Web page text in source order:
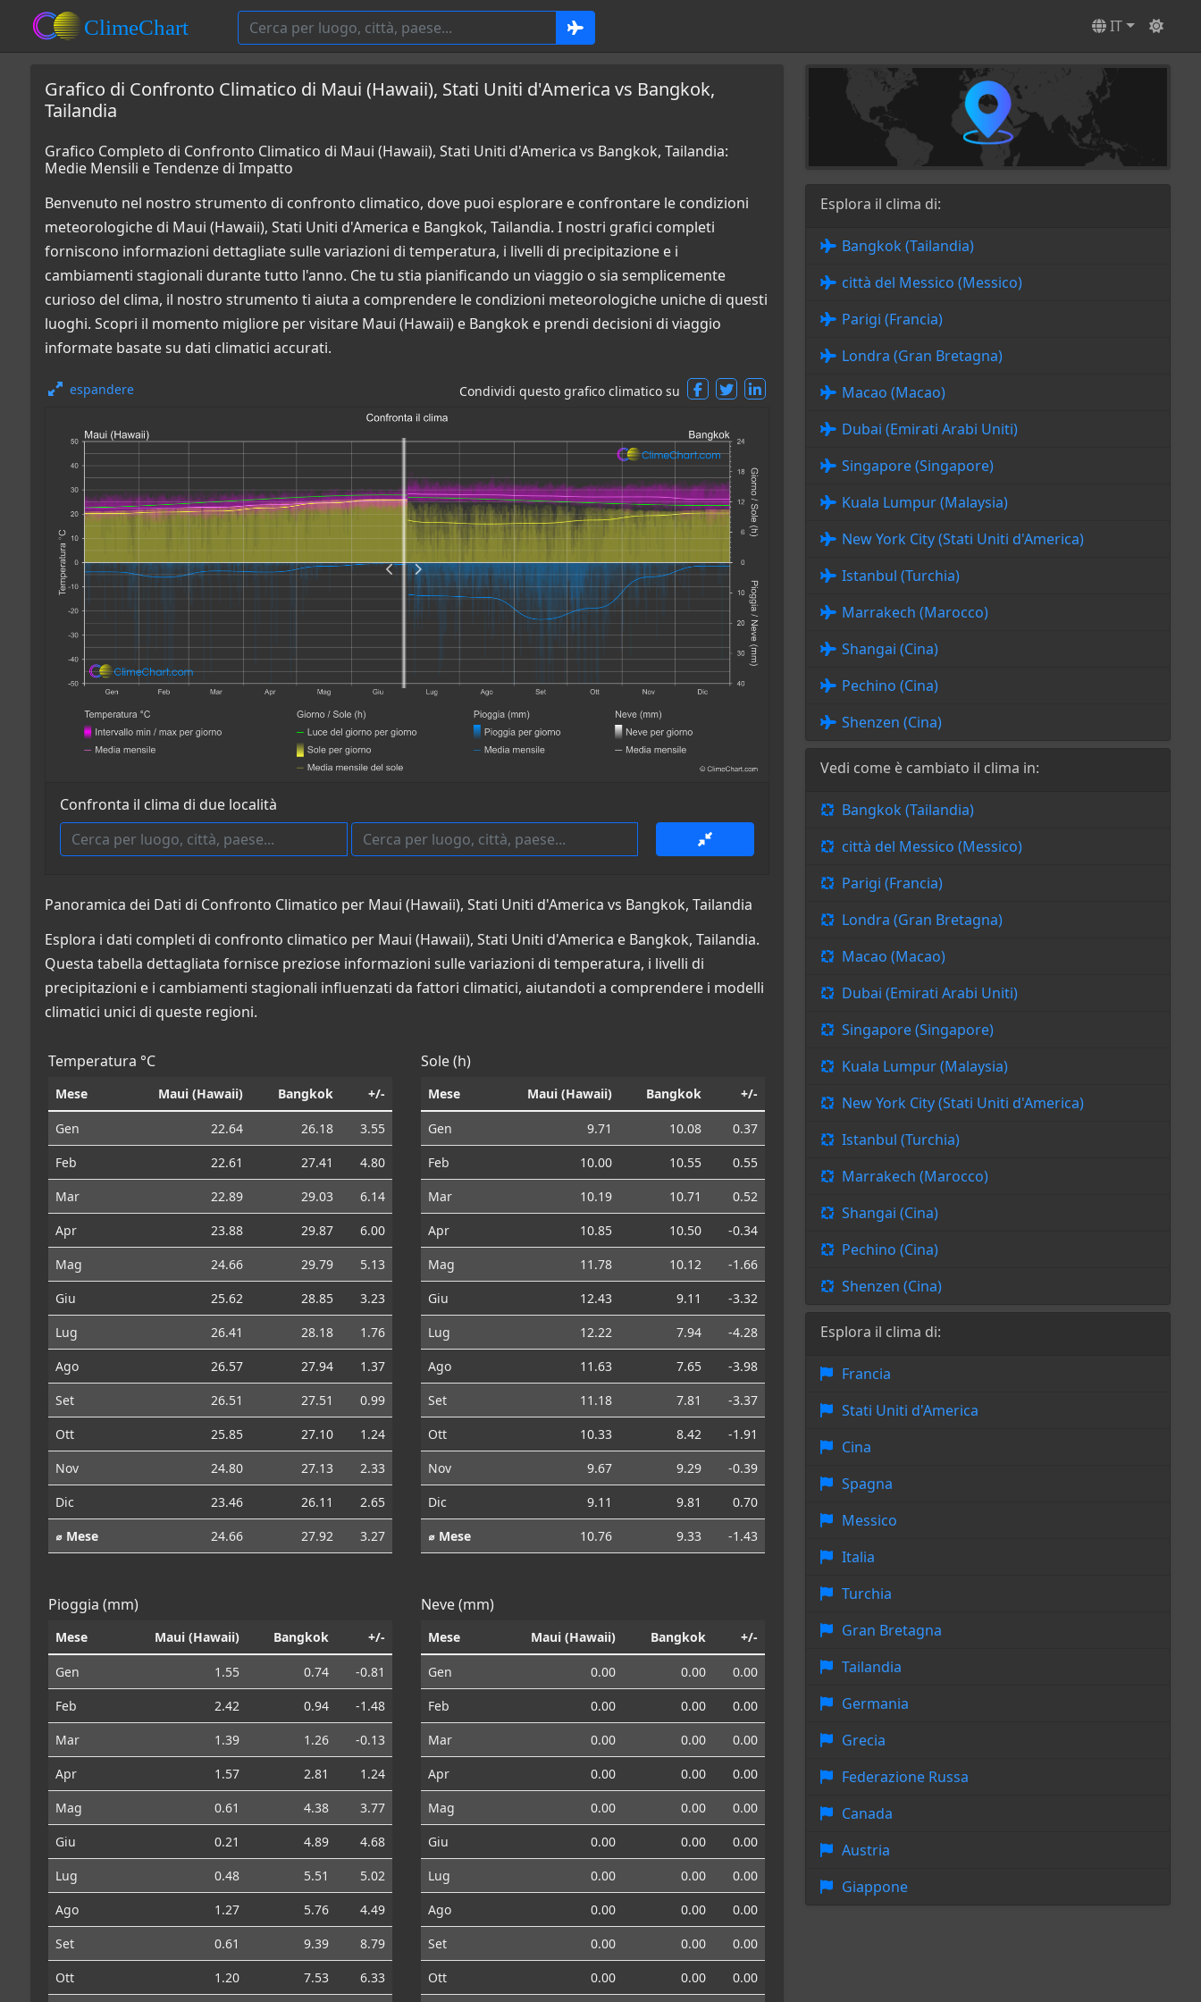
IT
Grafico di Confronto Climatico di Maui (Hawaii), Stati Uniti d'America vs Bangkok,
Tailandia
Grafico Completo di Confronto Climatico di Maui (Hawaii), Stati Uniti d'America vs Bangkok, Tailandia:
Medie Mensili e Tendenze di Impatto
Benvenuto nel nostro strumento di confronto climatico, dove puoi esplorare e confrontare le condizioni
meteorologiche di Maui (Hawaii), Stati Uniti d'America e Bangkok, Tailandia. I nostri grafici completi
forniscono informazioni dettagliate sulle variazioni di temperatura, i livelli di precipitazione e i
cambiamenti stagionali durante tutto l'anno. Che tu stia pianificando un viaggio o sia semplicemente
curioso del clima, il nostro strumento ti aiuta a comprendere le condizioni meteorologiche uniche di questi
luoghi. Scopri il momento migliore per visitare Maui (Hawaii) e Bangkok e prendi decisioni di viaggio
informate basate su dati climatici accurati.
espandere Condividi questo grafico climatico su
Confronta il clima di due località
Panoramica dei Dati di Confronto Climatico per Maui (Hawaii), Stati Uniti d'America vs Bangkok, Tailandia
Esplora i dati completi di confronto climatico per Maui (Hawaii), Stati Uniti d'America e Bangkok, Tailandia.
Questa tabella dettagliata fornisce preziose informazioni sulle variazioni di temperatura, i livelli di
precipitazioni e i cambiamenti stagionali influenzati da fattori climatici, aiutandoti a comprendere i modelli
climatici unici di queste regioni.
Temperatura °C
Mese Maui (Hawaii) Bangkok +/-
Gen 22.64 26.18
3.55
Feb
22.61 27.41
4.80
Mar
22.89 29.03
6.14
Apr
23.88 29.87
6.00
Mag
24.66 29.79
5.13
Giu
25.62 28.85
3.23
Lug
26.41 28.18
1.76
Ago
26.57 27.94
1.37
Set
26.51 27.51
0.99
Ott
25.85 27.10
1.24
Nov
24.80 27.13
2.33
Dic
23.46 26.11
2.65
⌀ Mese
24.66 27.92 3.27
Sole (h)
Mese Maui (Hawaii) Bangkok +/-
Gen 9.71 10.08
0.37
Feb
10.00 10.55
0.55
Mar
10.19 10.71
0.52
Apr
10.85 10.50
-0.34
Mag
11.78 10.12
-1.66
Giu
12.43 9.11
-3.32
Lug
12.22 7.94
-4.28
Ago
11.63 7.65
-3.98
Set
11.18 7.81
-3.37
Ott
10.33 8.42
-1.91
Nov
9.67 9.29
-0.39
Dic
9.11 9.81
0.70
⌀ Mese
10.76 9.33 -1.43
Pioggia (mm)
Mese Maui (Hawaii) Bangkok +/-
Gen 1.55 0.74
-0.81
Feb
2.42 0.94
-1.48
Mar
1.39 1.26
-0.13
Apr
1.57 2.81
1.24
Mag
0.61 4.38
3.77
Giu
0.21 4.89
4.68
Lug
0.48 5.51
5.02
Ago
1.27 5.76
4.49
Set
0.61 9.39
8.79
Ott
1.20 7.53 6.33
Neve (mm)
Mese Maui (Hawaii) Bangkok +/-
Gen 0.00 0.00
0.00
Feb
0.00 0.00
0.00
Mar
0.00 0.00
0.00
Apr
0.00 0.00
0.00
Mag
0.00 0.00
0.00
Giu
0.00 0.00
0.00
Lug
0.00 0.00
0.00
Ago
0.00 0.00
0.00
Set
0.00 0.00
0.00
Ott
0.00 0.00 0.00
Esplora il clima di:
Bangkok (Tailandia)
città del Messico (Messico)
Parigi (Francia)
Londra (Gran Bretagna)
Macao (Macao)
Dubai (Emirati Arabi Uniti)
Singapore (Singapore)
Kuala Lumpur (Malaysia)
New York City (Stati Uniti d'America)
Istanbul (Turchia)
Marrakech (Marocco)
Shangai (Cina)
Pechino (Cina)
Shenzen (Cina)
Vedi come è cambiato il clima in:
Bangkok (Tailandia)
città del Messico (Messico)
Parigi (Francia)
Londra (Gran Bretagna)
Macao (Macao)
Dubai (Emirati Arabi Uniti)
Singapore (Singapore)
Kuala Lumpur (Malaysia)
New York City (Stati Uniti d'America)
Istanbul (Turchia)
Marrakech (Marocco)
Shangai (Cina)
Pechino (Cina)
Shenzen (Cina)
Esplora il clima di:
Francia
Stati Uniti d'America
Cina
Spagna
Messico
Italia
Turchia
Gran Bretagna
Tailandia
Germania
Grecia
Federazione Russa
Canada
Austria
Giappone